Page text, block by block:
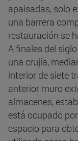
apaisadas, solo
una barrera
restauración se
A finales del
una crujía,
interior de siete
anterior muro
almacenes,
está ocupado
espacio para